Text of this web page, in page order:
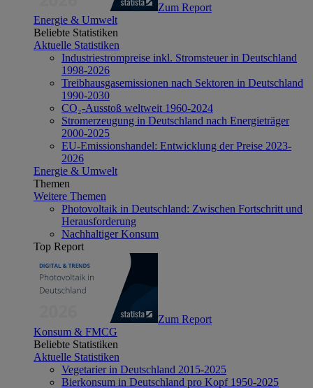
Zum Report
Energie & Umwelt
Beliebte Statistiken
Aktuelle Statistiken
Industriestrompreise inkl. Stromsteuer in Deutschland
1998-2026
Treibhausgasemissionen nach Sektoren in Deutschland
1990-2030
CO₂-Ausstoß weltweit 1960-2024
Stromerzeugung in Deutschland nach Energieträger
2000-2025
EU-Emissionshandel: Entwicklung der Preise 2023-
2026
Energie & Umwelt
Themen
Weitere Themen
Photovoltaik in Deutschland: Zwischen Fortschritt und
Herausforderung
Nachhaltiger Konsum
Top Report
Zum Report
Konsum & FMCG
Beliebte Statistiken
Aktuelle Statistiken
Vegetarier in Deutschland 2015-2025
Bierkonsum in Deutschland pro Kopf 1950-2025